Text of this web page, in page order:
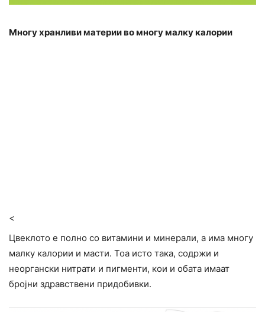
Многу хранливи материи во многу малку калории
<
Цвеклото е полно со витамини и минерали, а има многу
малку калории и масти. Тоа исто така, содржи и
неоргански нитрати и пигменти, кои и обата имаат
бројни здравствени придобивки.